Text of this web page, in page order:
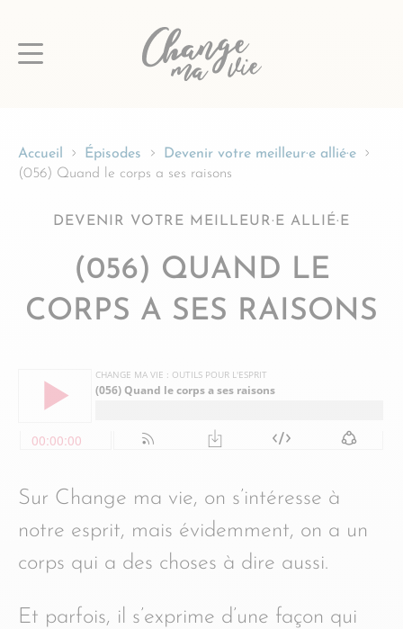
au
Accueil Épisodes
Devenir votre meilleur·e allié·e
(056) Quand le corps a ses raisons
DEVENIR VOTRE MEILLEUR·E ALLIÉ·E
(056) QUAND LE
CORPS A SES RAISONS
Sur Change ma vie, on s’intéresse à
notre esprit, mais évidemment, on a un
corps qui a des choses à dire aussi.
Et parfois, il s’exprime d’une façon qui